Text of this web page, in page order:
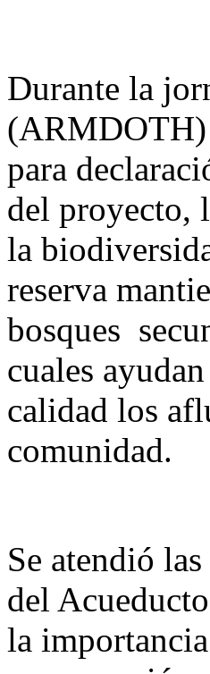
Durante la
(ARMDOTH)
para
del proyecto,
la
reserva
bosques
cuales
calidad los
comunidad.
Se atendió
del
la